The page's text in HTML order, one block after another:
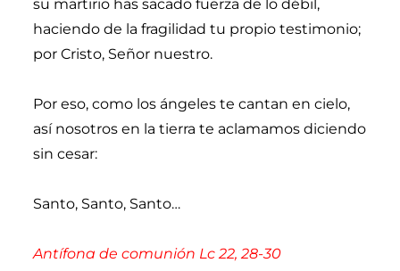
su martirio has sacado fuerza de lo débil,
haciendo de la fragilidad tu propio testimonio;
por Cristo, Señor nuestro.
Por eso, como los ángeles te cantan en cielo,
así nosotros en la tierra te aclamamos diciendo
sin cesar:
Santo, Santo, Santo…
Antífona de comunión Lc 22, 28-30